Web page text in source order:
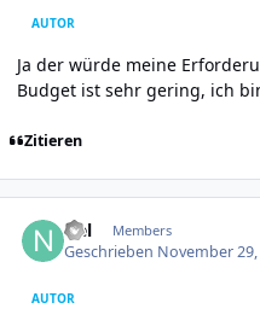
AUTOR
Ja der würde meine
Budget ist sehr gering, ich
Zitieren
Nel Members
Geschrieben November
AUTOR